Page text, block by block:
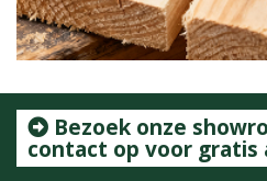
Bezoek onze
contact op voor gratis